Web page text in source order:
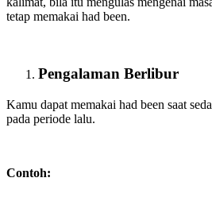
tetap memakai had been.
Pengalaman Berlibur
Kamu dapat memakai had been saat
pada periode lalu.
Contoh: